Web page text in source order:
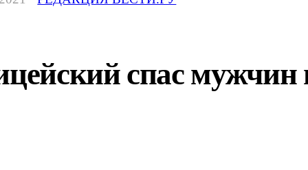
спас мужчин